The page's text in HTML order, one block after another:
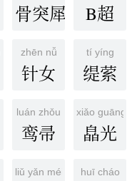
骨突犀 B超
zhēn nǚ
针女
tí yíng
缇萦
luán zhǒu
鸾帚
xiǎo guāng
皛光
liǔ yǎn méi sāi huī cháo